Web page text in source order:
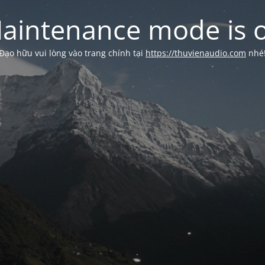
mode is
hữu vui lòng vào trang chính tại https://thuvienaudio.com